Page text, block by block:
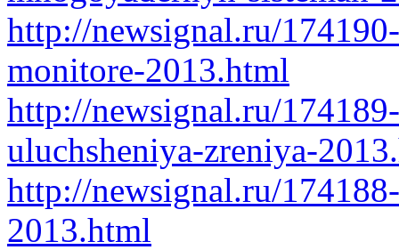
http://newsignal.ru/
monitore-2013.html
http://newsignal.ru/
uluchsheniya-zreniya-
http://newsignal.ru/
2013.html